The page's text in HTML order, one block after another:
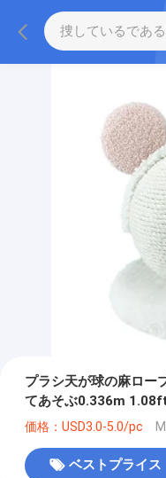
プラシ天が球の麻ロー
てあそぶ0.336m
価格：USD3.0-5.0/pc
ベストプライス